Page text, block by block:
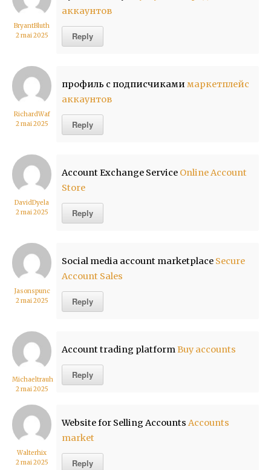
BryantBluth
2 mai 2025
аккаунтов
Reply
RichardWaf
2 mai 2025
профиль с подписчиками маркетплейс
аккаунтов
Reply
DavidDyela
2 mai 2025
Account Exchange Service Online Account
Store
Reply
Jasonspunc
2 mai 2025
Social media account marketplace Secure
Account Sales
Reply
Michaeltrauh
2 mai 2025
Account trading platformBuy accounts
Reply
Walterhix
2 mai 2025
Website for Selling Accounts Accounts
market
Reply